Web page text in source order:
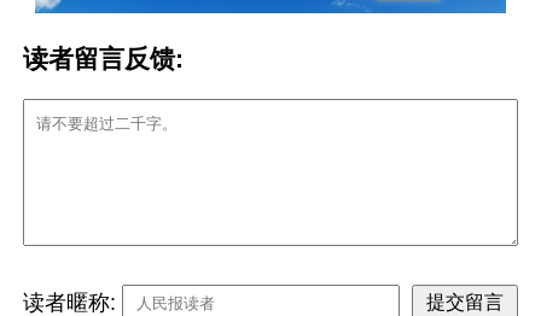
读者留言反馈:
读者暱称: